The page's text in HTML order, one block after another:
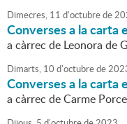
Dimecres, 11 d'octubrede
Converses a la carta
a càrrec de Leonora de
Dimarts, 10 d'octubrede
Converses a la carta
a càrrec de Carme